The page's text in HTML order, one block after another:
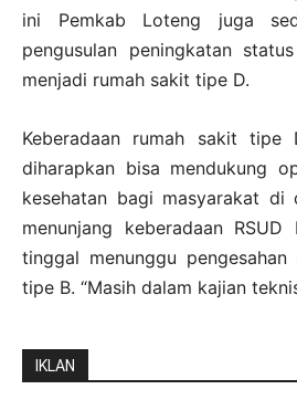
ini Pemkab Loteng juga
pengusulan peningkatan
menjadi rumah sakit tipe D.
Keberadaan rumah sakit tipe
diharapkan bisa mendukung
kesehatan bagi masyarakat di
menunjang keberadaan
tinggal menunggu
tipe B. “Masih dalam kajian
IKLAN